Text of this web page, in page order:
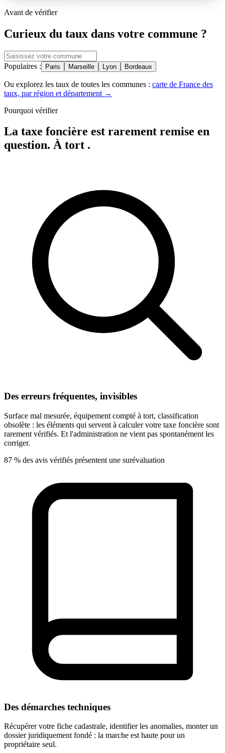
Avant de vérifier
Curieux du taux dans votre commune ?
Populaires : Paris Marseille Lyon Bordeaux
Ou explorez les taux de toutes les communes : carte de France des
taux, par région et département →
Pourquoi vérifier
La taxe foncière est rarement remise en
question. À tort .
Des erreurs fréquentes, invisibles
Surface mal mesurée, équipement compté à tort, classification
obsolète : les éléments qui servent à calculer votre taxe foncière sont
rarement vérifiés. Et l'administration ne vient pas spontanément les
corriger.
87 % des avis vérifiés présentent une surévaluation
Des démarches techniques
Récupérer votre fiche cadastrale, identifier les anomalies, monter un
dossier juridiquement fondé : la marche est haute pour un
propriétaire seul.